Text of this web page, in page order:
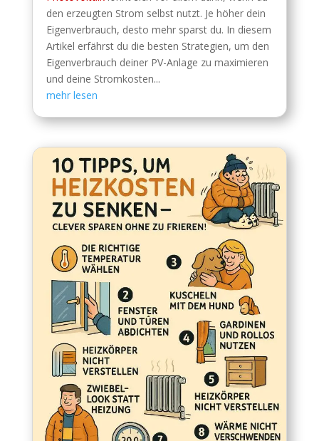
den erzeugten Strom selbst nutzt. Je höher dein
Eigenverbrauch, desto mehr sparst du. In diesem
Artikel erfährst du die besten Strategien, um den
Eigenverbrauch deiner PV-Anlage zu maximieren
und deine Stromkosten...
mehr lesen